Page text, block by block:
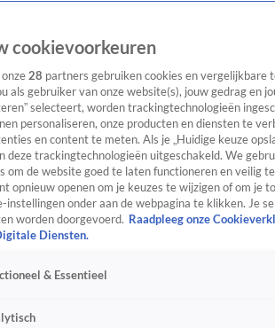
cookievoorkeuren
28 partners gebruiken cookies en vergelijkbare
als gebruiker van onze website(s), jouw gedrag en
selecteert, worden trackingtechnologieën
personaliseren, onze producten en diensten te
en content te meten. Als je „Huidige keuze
deze trackingtechnologieën uitgeschakeld. We
om de website goed te laten functioneren en veilig
opnieuw openen om je keuzes te wijzigen of om je
instellingen onder aan de webpagina te klikken. Je
worden doorgevoerd. Raadpleeg onze
Diensten.
& Essentieel